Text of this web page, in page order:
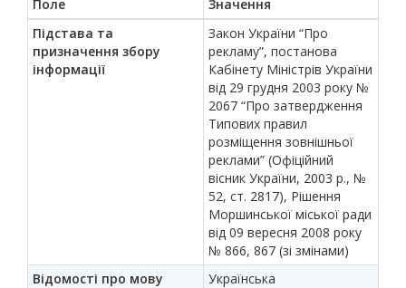
Поле
Значення
Підстава та
призначення збору
інформації
Закон України “Про
рекламу”, постанова
Кабінету Міністрів України
від 29 грудня 2003 року №
2067 “Про затвердження
Типових правил
розміщення зовнішньої
реклами” (Офіційний
вісник України, 2003 р., №
52, ст. 2817), Рішення
Моршинської міської ради
від 09 вересня 2008 року
№ 866, 867 (зі змінами)
Відомості про мову
Українська